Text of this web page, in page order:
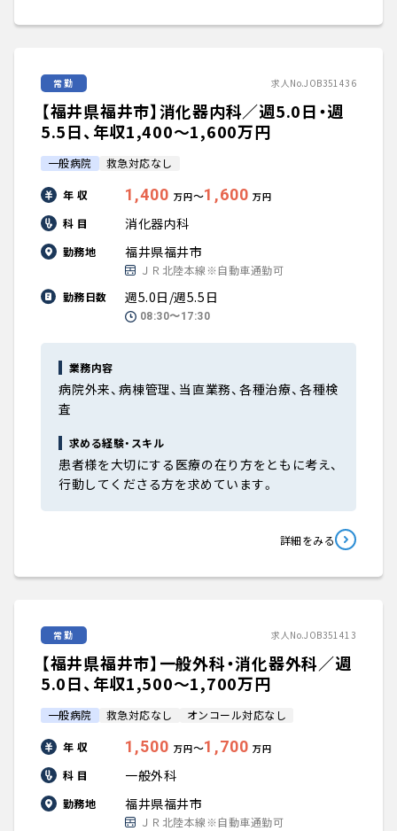
常勤 求人No.JOB351436
【福井県福井市】消化器内科／週5.0日・週
5.5日、年収1,400〜1,600万円
一般病院 救急対応なし
年 収 1,400 万円〜1,600 万円
科 目 消化器内科
勤務地 福井県福井市
ＪＲ北陸本線※自動車通勤可
勤務日数
週5.0日/週5.5日
08:30〜17:30
業務内容
病院外来、病棟管理、当直業務、各種治療、各種検
査
求める経験・スキル
患者様を大切にする医療の在り方をともに考え、
行動してくださる方を求めています。
詳細をみる
常勤 求人No.JOB351413
【福井県福井市】一般外科・消化器外科／週
5.0日、年収1,500〜1,700万円
一般病院 救急対応なし オンコール対応なし
年 収 1,500 万円〜1,700 万円
科 目 一般外科
勤務地 福井県福井市
ＪＲ北陸本線※自動車通勤可